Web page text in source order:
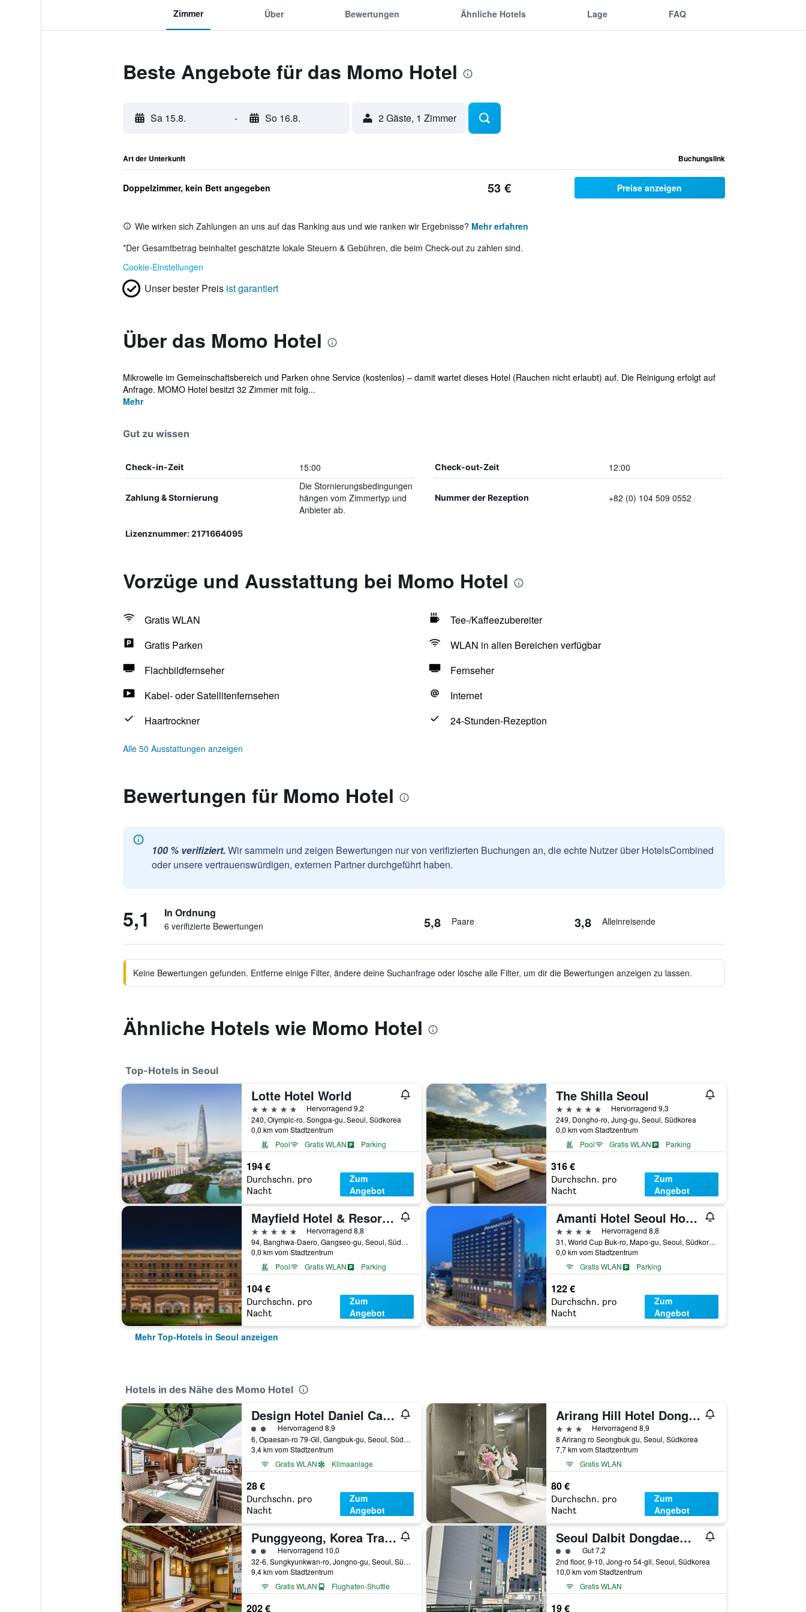
Zimmer Über Bewertungen Ähnliche Hotels Lage FAQ
Beste Angebote für das Momo Hotel
Sa 15.8. - So 16.8. 2 Gäste, 1 Zimmer
Art der Unterkunft Buchungslink
Doppelzimmer, kein Bett angegeben 53 € Preise anzeigen
Wie wirken sich Zahlungen an uns auf das Ranking aus und wie ranken wir Ergebnisse? Mehr erfahren
*Der Gesamtbetrag beinhaltet geschätzte lokale Steuern & Gebühren, die beim Check-out zu zahlen sind.
Cookie-Einstellungen
Unser bester Preis ist garantiert
Über das Momo Hotel
Mikrowelle im Gemeinschaftsbereich und Parken ohne Service (kostenlos) – damit wartet dieses Hotel (Rauchen nicht erlaubt) auf. Die Reinigung erfolgt auf
Anfrage. MOMO Hotel besitzt 32 Zimmer mit folg...
Mehr
Gut zu wissen
Check-in-Zeit 15:00 Check-out-Zeit 12:00
Zahlung & Stornierung
Die Stornierungsbedingungen
hängen vom Zimmertyp und
Anbieter ab.
Nummer der Rezeption +82 (0) 104 509 0552
Lizenznummer: 2171664095
Vorzüge und Ausstattung bei Momo Hotel
Gratis WLAN
Tee-/Kaffeezubereiter
Gratis Parken
WLAN in allen Bereichen verfügbar
Flachbildfernseher
Fernseher
Kabel- oder Satellitenfernsehen
Internet
Haartrockner
24-Stunden-Rezeption
Alle 50 Ausstattungen anzeigen
Bewertungen für Momo Hotel
100 % verifiziert. Wir sammeln und zeigen Bewertungen nur von verifizierten Buchungen an, die echte Nutzer über HotelsCombined
oder unsere vertrauenswürdigen, externen Partner durchgeführt haben.
5,1 In Ordnung
6 verifizierte Bewertungen 5,8 Paare 3,8 Alleinreisende
Keine Bewertungen gefunden. Entferne einige Filter, ändere deine Suchanfrage oder lösche alle Filter, um dir die Bewertungen anzeigen zu lassen.
Ähnliche Hotels wie Momo Hotel
Top-Hotels in Seoul
Lotte Hotel World
5 Sterne
Hervorragend 9,2
240, Olympic-ro, Songpa-gu, Seoul, Südkorea
0,0 km vom Stadtzentrum
Pool
Gratis WLAN Parking
194 €
Durchschn. pro
Nacht
Zum
Angebot
The Shilla Seoul
5 Sterne
Hervorragend 9,3
249, Dongho-ro, Jung-gu, Seoul, Südkorea
0,0 km vom Stadtzentrum
Pool
Gratis WLAN Parking
316 €
Durchschn. pro
Nacht
Zum
Angebot
Mayfield Hotel & Resort Seoul
5 Sterne
Hervorragend 8,8
94, Banghwa-Daero, Gangseo-gu, Seoul, Südkorea
0,0 km vom Stadtzentrum
Pool
Gratis WLAN Parking
104 €
Durchschn. pro
Nacht
Zum
Angebot
Amanti Hotel Seoul Hongdae
4 Sterne
Hervorragend 8,8
31, World Cup Buk-ro, Mapo-gu, Seoul, Südkorea
0,0 km vom Stadtzentrum
Gratis WLAN
Parking
122 €
Durchschn. pro
Nacht
Zum
Angebot
Mehr Top-Hotels in Seoul anzeigen
Hotels in des Nähe des Momo Hotel
Design Hotel Daniel Campanella
Bewertungskategorie 2
Hervorragend 8,9
6, Opaesan-ro 79-Gil, Gangbuk-gu, Seoul, Südkorea
3,4 km vom Stadtzentrum
Gratis WLAN
Klimaanlage
28 €
Durchschn. pro
Nacht
Zum
Angebot
Arirang Hill Hotel Dongdaemun
3 Sterne
Hervorragend 8,9
8 Arirang ro Seongbuk gu, Seoul, Südkorea
7,7 km vom Stadtzentrum
Gratis WLAN
80 €
Durchschn. pro
Nacht
Zum
Angebot
Punggyeong, Korea Traditional House
Bewertungskategorie 2
Hervorragend 10,0
32-6, Sungkyunkwan-ro, Jongno-gu, Seoul, Südkorea
9,4 km vom Stadtzentrum
Gratis WLAN
Flughafen-Shuttle
202 €
Seoul Dalbit Dongdaemun Guesthouse
Bewertungskategorie 2
Gut 7,2
2nd floor, 9-10, Jong-ro 54-gil, Seoul, Südkorea
10,0 km vom Stadtzentrum
Gratis WLAN
19 €